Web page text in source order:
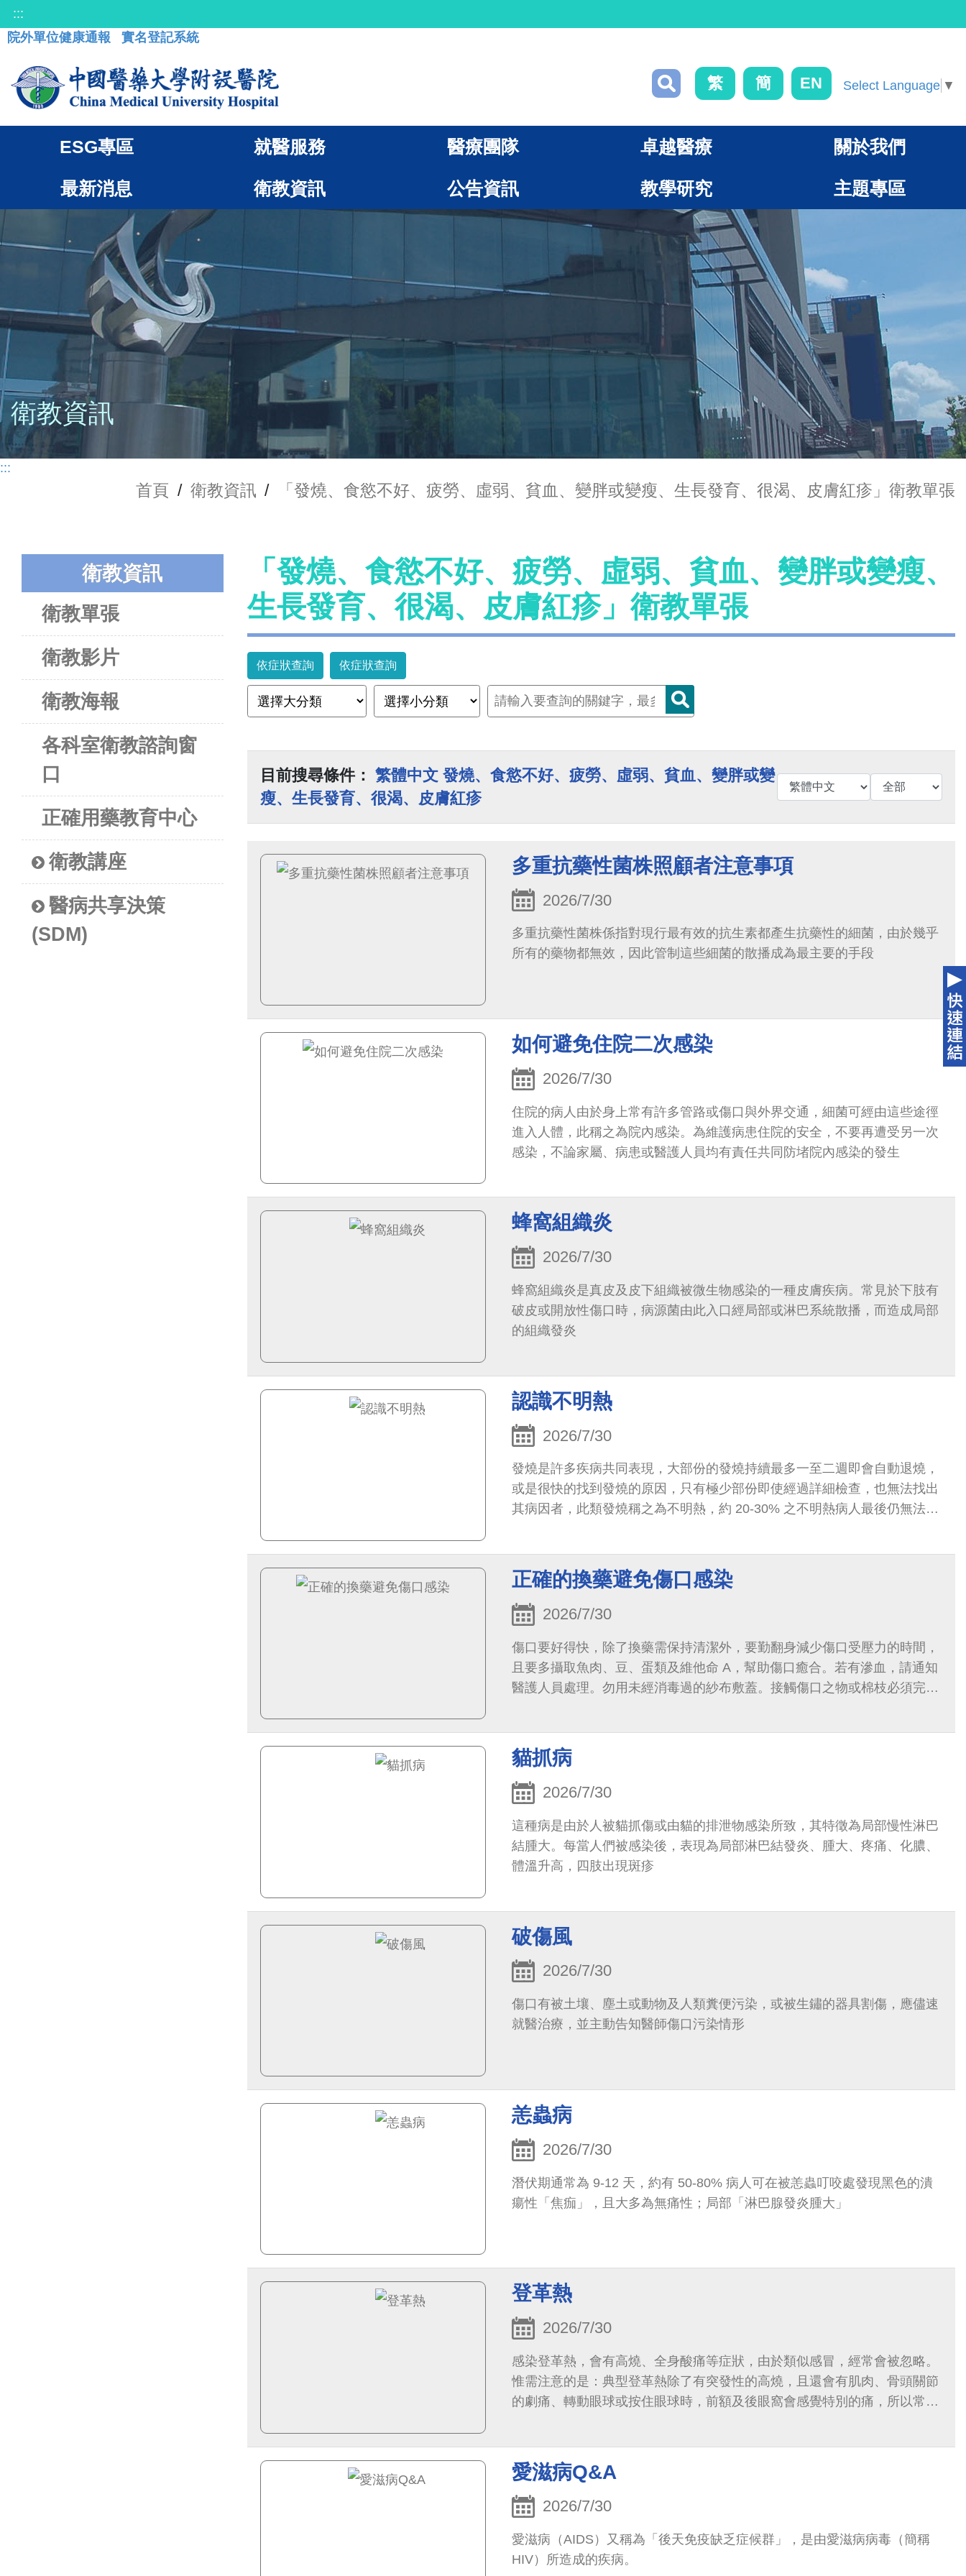
:::
院外單位健康通報
實名登記系統
繁 簡 EN Select Language ▼
ESG專區 就醫服務 醫療團隊 卓越醫療 關於我們
最新消息 衛教資訊 公告資訊 教學研究 主題專區
衛教資訊
:::
首頁 / 衛教資訊 / 「發燒、食慾不好、疲勞、虛弱、貧血、變胖或變瘦、生長發育、很渴、皮膚紅疹」衛教單張
衛教資訊
衛教單張
衛教影片
衛教海報
各科室衛教諮詢窗
口
正確用藥教育中心
衛教講座
醫病共享決策
(SDM)
「發燒、食慾不好、疲勞、虛弱、貧血、變胖或變瘦、
生長發育、很渴、皮膚紅疹」衛教單張
依症狀查詢 依症狀查詢
目前搜尋條件： 繁體中文 發燒、食慾不好、疲勞、虛弱、貧血、變胖或變
瘦、生長發育、很渴、皮膚紅疹
多重抗藥性菌株照顧者注意事項
2026/7/30
多重抗藥性菌株係指對現行最有效的抗生素都產生抗藥性的細菌，由於幾乎
所有的藥物都無效，因此管制這些細菌的散播成為最主要的手段
如何避免住院二次感染
2026/7/30
住院的病人由於身上常有許多管路或傷口與外界交通，細菌可經由這些途徑
進入人體，此稱之為院內感染。為維護病患住院的安全，不要再遭受另一次
感染，不論家屬、病患或醫護人員均有責任共同防堵院內感染的發生
蜂窩組織炎
2026/7/30
蜂窩組織炎是真皮及皮下組織被微生物感染的一種皮膚疾病。常見於下肢有
破皮或開放性傷口時，病源菌由此入口經局部或淋巴系統散播，而造成局部
的組織發炎
認識不明熱
2026/7/30
發燒是許多疾病共同表現，大部份的發燒持續最多一至二週即會自動退燒，
或是很快的找到發燒的原因，只有極少部份即使經過詳細檢查，也無法找出
其病因者，此類發燒稱之為不明熱，約 20-30% 之不明熱病人最後仍無法得
正確的換藥避免傷口感染
2026/7/30
傷口要好得快，除了換藥需保持清潔外，要勤翻身減少傷口受壓力的時間，
且要多攝取魚肉、豆、蛋類及維他命 A，幫助傷口癒合。若有滲血，請通知
醫護人員處理。勿用未經消毒過的紗布敷蓋。接觸傷口之物或棉枝必須完全
貓抓病
2026/7/30
這種病是由於人被貓抓傷或由貓的排泄物感染所致，其特徵為局部慢性淋巴
結腫大。每當人們被感染後，表現為局部淋巴結發炎、腫大、疼痛、化膿、
體溫升高，四肢出現斑疹
破傷風
2026/7/30
傷口有被土壤、塵土或動物及人類糞便污染，或被生鏽的器具割傷，應儘速
就醫治療，並主動告知醫師傷口污染情形
恙蟲病
2026/7/30
潛伏期通常為 9-12 天，約有 50-80% 病人可在被恙蟲叮咬處發現黑色的潰
瘍性「焦痂」，且大多為無痛性；局部「淋巴腺發炎腫大」
登革熱
2026/7/30
感染登革熱，會有高燒、全身酸痛等症狀，由於類似感冒，經常會被忽略。
惟需注意的是：典型登革熱除了有突發性的高燒，且還會有肌肉、骨頭關節
的劇痛、轉動眼球或按住眼球時，前額及後眼窩會感覺特別的痛，所以常常
愛滋病Q&A
2026/7/30
愛滋病（AIDS）又稱為「後天免疫缺乏症候群」，是由愛滋病病毒（簡稱
HIV）所造成的疾病。